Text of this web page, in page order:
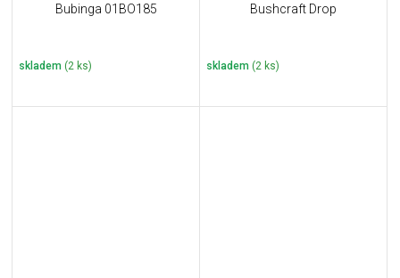
Bubinga 01BO185
skladem (2 ks)
Bushcraft Drop
skladem (2 ks)